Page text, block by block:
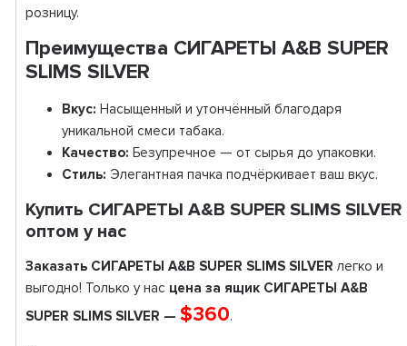
розницу.
Преимущества СИГАРЕТЫ A&B SUPER
SLIMS SILVER
Вкус: Насыщенный и утончённый благодаря
уникальной смеси табака.
Качество: Безупречное — от сырья до упаковки.
Стиль: Элегантная пачка подчёркивает ваш вкус.
Купить СИГАРЕТЫ A&B SUPER SLIMS SILVER
оптом у нас
Заказать СИГАРЕТЫ A&B SUPER SLIMS SILVER легко и
выгодно! Только у нас цена за ящик СИГАРЕТЫ A&B
SUPER SLIMS SILVER — $360.